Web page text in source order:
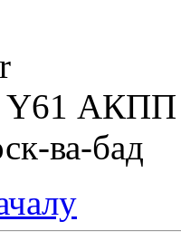
АКПП
ва-бад